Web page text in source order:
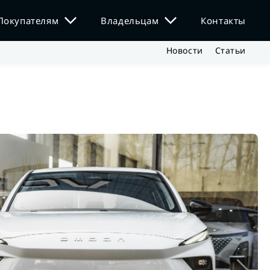
Владельцам Контакты
Новости Статьи